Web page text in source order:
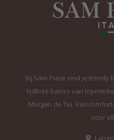
Bij Sam Piace vind je
tijdloze basics van
Morgan de Toi. Van
voor